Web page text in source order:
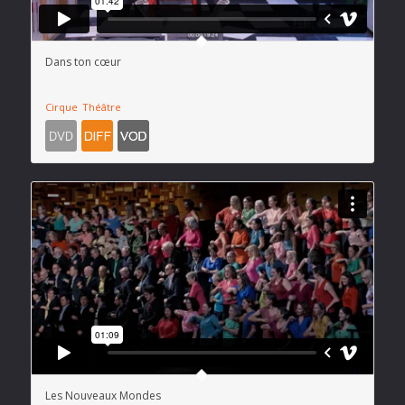
Dans ton cœur
Cirque Théâtre
Les Nouveaux Mondes